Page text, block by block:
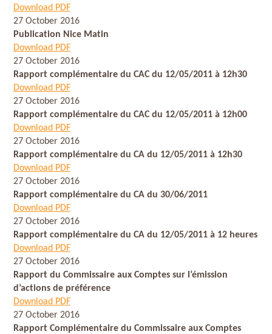
Download PDF
27 October 2016
Publication Nice Matin
Download PDF
27 October 2016
Rapport complémentaire du CAC du 12/05/2011 à 12h30
Download PDF
27 October 2016
Rapport complémentaire du CAC du 12/05/2011 à 12h00
Download PDF
27 October 2016
Rapport complémentaire du CA du 12/05/2011 à 12h30
Download PDF
27 October 2016
Rapport complémentaire du CA du 30/06/2011
Download PDF
27 October 2016
Rapport complémentaire du CA du 12/05/2011 à 12 heures
Download PDF
27 October 2016
Rapport du Commissaire aux Comptes sur l’émission
d’actions de préférence
Download PDF
27 October 2016
Rapport Complémentaire du Commissaire aux Comptes